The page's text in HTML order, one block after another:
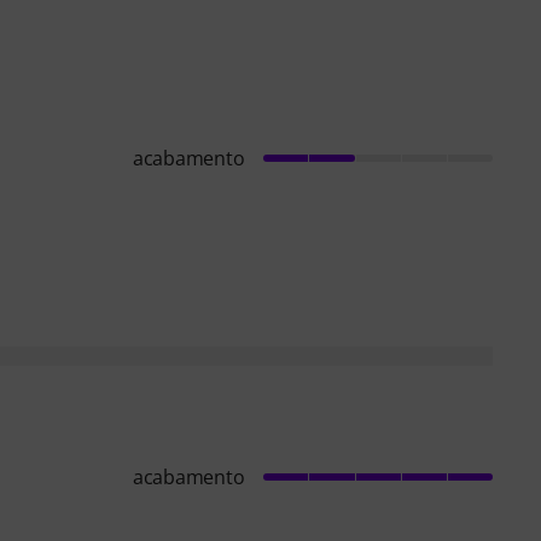
acabamento
acabamento